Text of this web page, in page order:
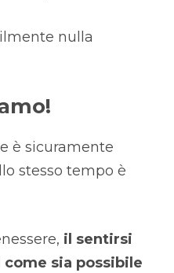
nulla
è sicuramente
stesso tempo è
il sentirsi
sia possibile